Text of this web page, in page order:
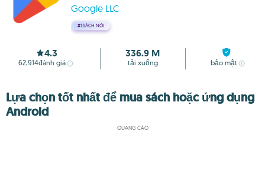
Google LLC
#1 SÁCH NÓI
4.3
62,914đánh giá
336.9 M
tải xuống bảo mật
Lựa chọn tốt nhất để mua sách hoặc ứng dụng
Android
QUẢNG CÁO